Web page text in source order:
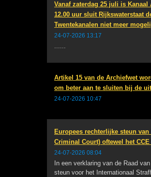
Vanaf zaterdag 25 juli is
12.00 uur sluit Rijkswaterstaat
Twentekanalen niet meer
24-07-2026 13:17
......
Artikel 15 van de Archiefwet
om beter aan te sluiten bij de
24-07-2026 10:47
Europees rechterlijke steun
Criminal Court) oftewel het
24-07-2026 08:04
In een verklaring van de Raad
steun voor het Internationaal